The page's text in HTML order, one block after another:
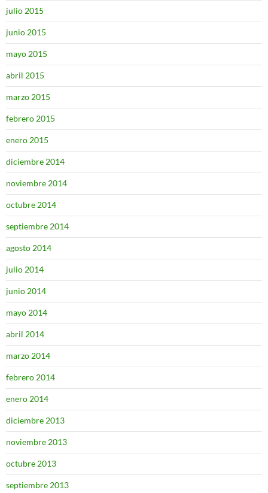
julio 2015
junio 2015
mayo 2015
abril 2015
marzo 2015
febrero 2015
enero 2015
diciembre 2014
noviembre 2014
octubre 2014
septiembre 2014
agosto 2014
julio 2014
junio 2014
mayo 2014
abril 2014
marzo 2014
febrero 2014
enero 2014
diciembre 2013
noviembre 2013
octubre 2013
septiembre 2013